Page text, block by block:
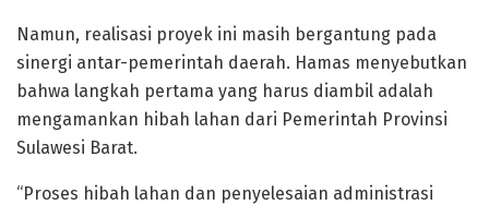
Namun, realisasi proyek ini masih bergantung pada
sinergi antar-pemerintah daerah. Hamas menyebutkan
bahwa langkah pertama yang harus diambil adalah
mengamankan hibah lahan dari Pemerintah Provinsi
Sulawesi Barat.
“Proses hibah lahan dan penyelesaian administrasi